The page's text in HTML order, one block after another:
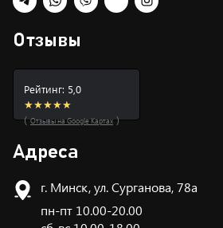
Адреса
г. Минск, ул. Сурганова, 78а
пн-пт 10.00-20.00
Telegram
WhatsApp
ViberTikTokInstagram
Отзывы
Рейтинг: 5,0
★★★★★
(Отзывы на Google Картах)